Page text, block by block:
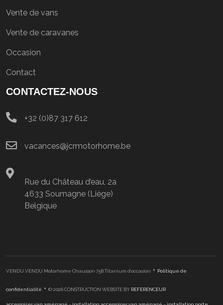
Vente de vans
Vente de caravanes
Occasion
Contact
CONTACTEZ-NOUS
+32 (0)87 317 612
vacances@jcrmotorhome.be
Rue du Château d’eau, 2a
4633 Soumagne (Liège)
Belgique
VENDU VENDU Motorhome Chausson 758 Titanium d’occasion • Politique de
confidentialité • © 2026 CONSTRUCTION WEBSITE BY REFERENCEUR